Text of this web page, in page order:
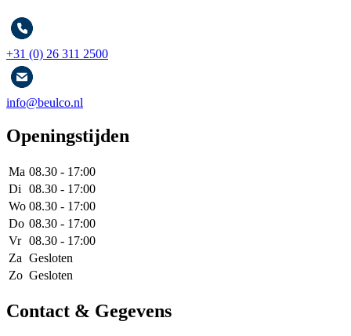
+31 (0) 26 311 2500
info@beulco.nl
Openingstijden
Ma 08.30 - 17:00
Di
08.30 - 17:00
Wo 08.30 - 17:00
Do 08.30 - 17:00
Vr 08.30 - 17:00
Za Gesloten
Zo Gesloten
Contact & Gegevens